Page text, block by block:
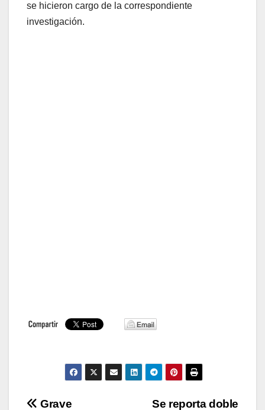
se hicieron cargo de la correspondiente
investigación.
Se reporta doble
Grave